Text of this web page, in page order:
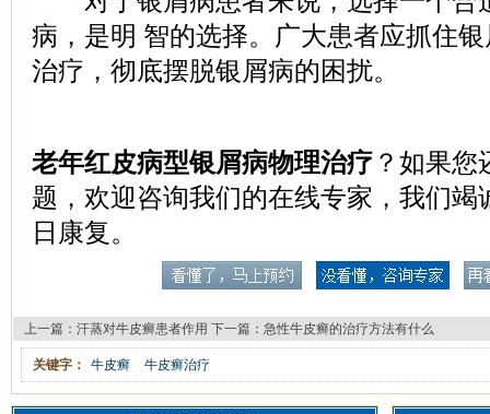
病，是明 智的选择。广大患者应抓住
治疗，彻底摆脱银屑病的困扰。
老年红皮病型银屑病物理治疗 ？如果您
题，欢迎咨询我们的在线专家，我们竭
日康复。
上一篇： 汗蒸对牛皮癣患者作用 下一篇： 急性牛皮癣的治疗方法有什么
关键字： 牛皮癣 牛皮癣治疗